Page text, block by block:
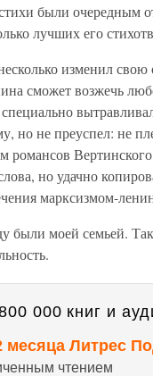
были очередным
лучших его
изменил свою
сможет возжечь
но не преуспел: не
романсов
но удачно
марксизмом-
были моей семьей.
000 книг и
месяца Литрес
чтением